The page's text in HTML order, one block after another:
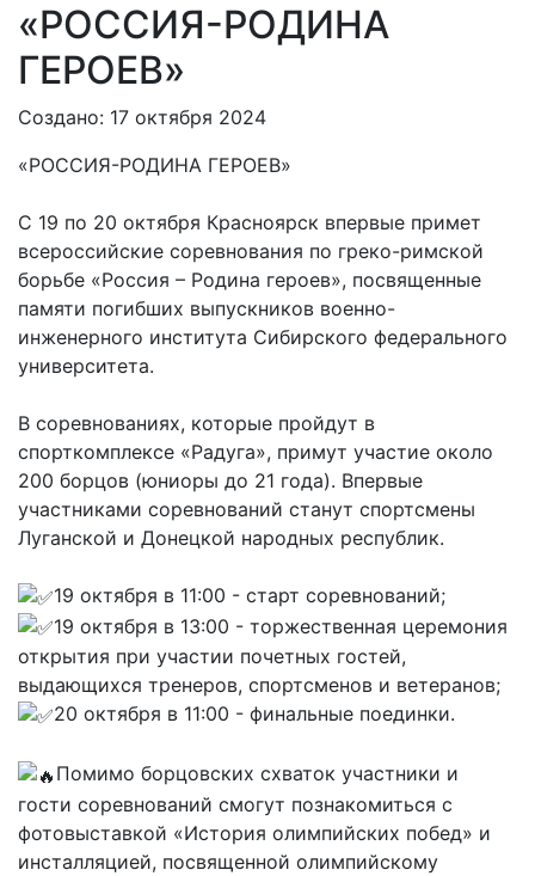
«РОССИЯ-РОДИНА
ГЕРОЕВ»
Создано: 17 октября 2024
«РОССИЯ-РОДИНА ГЕРОЕВ»
С 19 по 20 октября Красноярск впервые примет
всероссийские соревнования по греко-римской
борьбе «Россия – Родина героев», посвященные
памяти погибших выпускников военно-
инженерного института Сибирского федерального
университета.
В соревнованиях, которые пройдут в
спорткомплексе «Радуга», примут участие около
200 борцов (юниоры до 21 года). Впервые
участниками соревнований станут спортсмены
Луганской и Донецкой народных республик.
19 октября в 11:00 - старт соревнований;
19 октября в 13:00 - торжественная церемония
открытия при участии почетных гостей,
выдающихся тренеров, спортсменов и ветеранов;
20 октября в 11:00 - финальные поединки.
Помимо борцовских схваток участники и
гости соревнований смогут познакомиться с
фотовыставкой «История олимпийских побед» и
инсталляцией, посвященной олимпийскому